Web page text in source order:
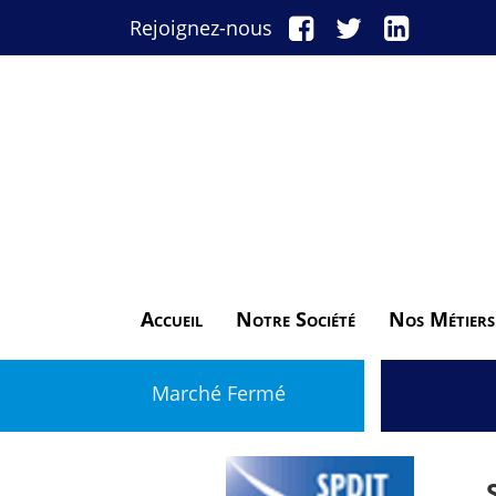
Rejoignez-nous
Accueil Notre Société Nos Métiers
Marché Fermé